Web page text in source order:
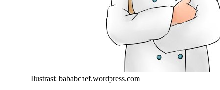
Ilustrasi: bababchef.wordpress.com